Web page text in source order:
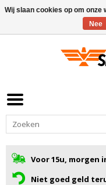
Voor 15u, morgen
Niet goed geld
Wij slaan cookies op om
Nee